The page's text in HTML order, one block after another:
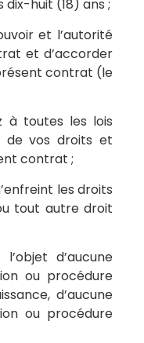
dix-huit (18) ans ;
et l’autorité
et d’accorder
contrat (le
à toutes les lois
de vos droits et
contrat ;
les droits
tout autre droit
d’aucune
ou procédure
d’aucune
ou procédure